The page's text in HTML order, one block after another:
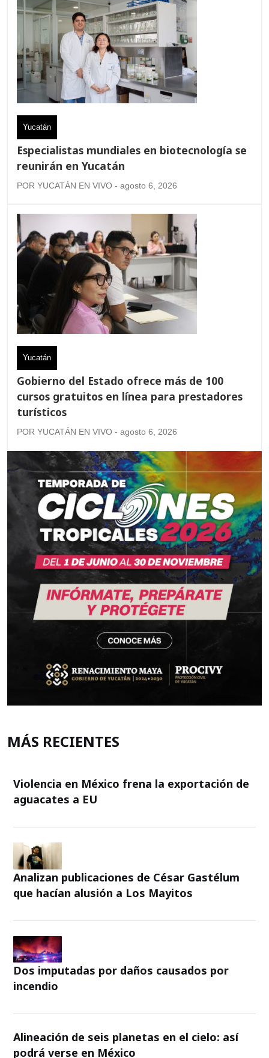
Yucatán
Especialistas mundiales en biotecnología se
reunirán en Yucatán
POR YUCATÁN EN VIVO - agosto 6, 2026
Yucatán
Gobierno del Estado ofrece más de 100
cursos gratuitos en línea para prestadores
turísticos
POR YUCATÁN EN VIVO - agosto 6, 2026
MÁS RECIENTES
Violencia en México frena la exportación de
aguacates a EU
Analizan publicaciones de César Gastélum
que hacían alusión a Los Mayitos
Dos imputadas por daños causados por
incendio
Alineación de seis planetas en el cielo: así
podrá verse en México